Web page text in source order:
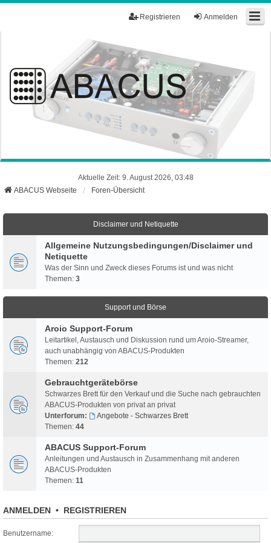
Anmelden
Registrieren
Aktuelle Zeit: 9. August 2026, 03:48
ABACUS Webseite
Foren-Übersicht
Disclaimer und Netiquette
Allgemeine Nutzungsbedingungen/Disclaimer und
Netiquette
Was der Sinn und Zweck dieses Forums ist und was nicht
Themen: 3
Support und Börse
Aroio Support-Forum
Leitartikel, Austausch und Diskussion rund um Aroio-Streamer,
auch unabhängig von ABACUS-Produkten
Themen: 212
Gebrauchtgerätebörse
Schwarzes Brett für den Verkauf und die Suche nach gebrauchten
ABACUS-Produkten von privat an privat
Unterforum:
Angebote - Schwarzes Brett
Themen: 44
ABACUS Support-Forum
Anleitungen und Austausch in Zusammenhang mit anderen
ABACUS-Produkten
Themen: 11
ANMELDEN • REGISTRIEREN
Benutzername: